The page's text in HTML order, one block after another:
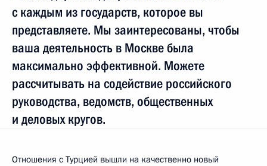
с каждым из государств, которое вы
представляете. Мы заинтересованы, чтобы
ваша деятельность в Москве была
максимально эффективной. Можете
рассчитывать на содействие российского
руководства, ведомств, общественных
и деловых кругов.
Отношения с Турцией вышли на качественно новый